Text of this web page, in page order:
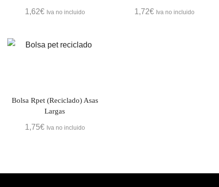
1,62€ Iva no incluido 1,72€ Iva no incluido
Bolsa Rpet (reciclado) Asas
Largas
1,75€ Iva no incluido